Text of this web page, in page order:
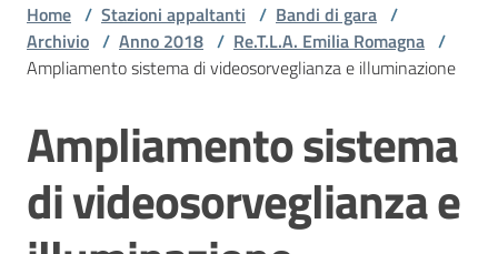
Accesso
appaltanti
Home / Stazioni appaltanti / Bandi di gara /
Archivio / Anno 2018 / Re.T.L.A. Emilia Romagna /
Ampliamento sistema di videosorveglianza e illuminazione
Salta al contenuto
Ampliamento sistema
di videosorveglianza e